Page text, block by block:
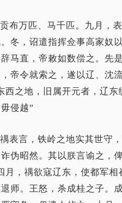
布万匹、马千匹。九月，
冬，诏遣指挥佥事高家奴
马直，帝敕如数偿之。先
帝令就索之，遂以辽、沈
西之地，旧属开元者，辽
侵越”
表言，铁岭之地实其世守
伪昭然。其以朕言谕之，
月，禑欲寇辽东，使都军
师。王怒，杀成桂之子。